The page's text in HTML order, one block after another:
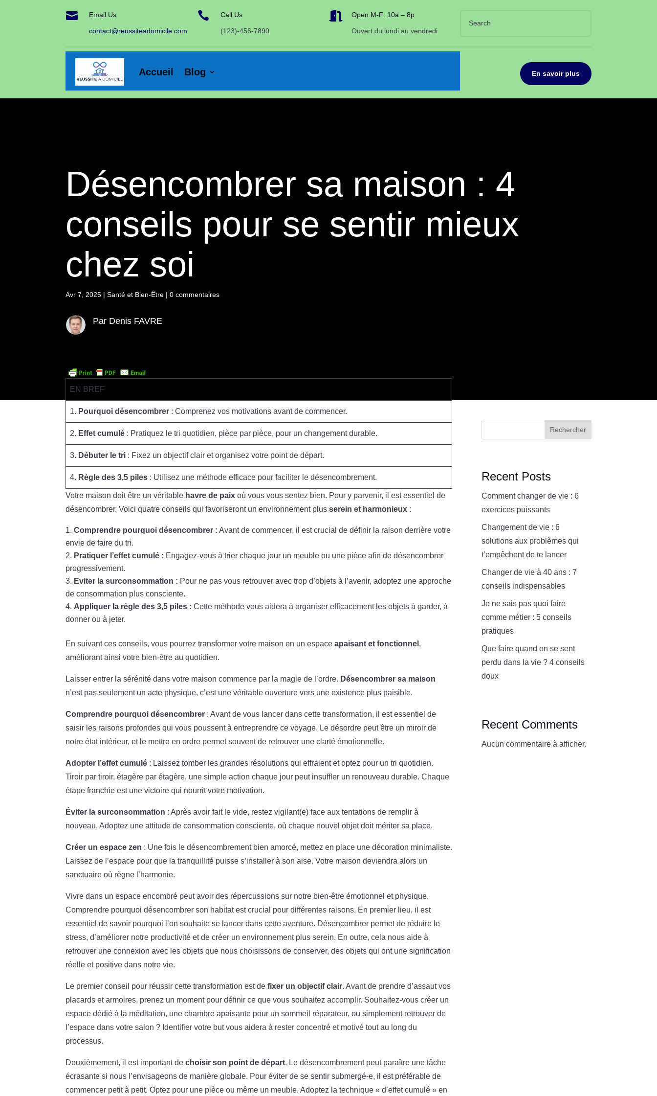
 Email Us
contact@reussiteadomicile.com
 Call Us
(123)-456-7890
 Open M-F: 10a – 8p
Ouvert du lundi au vendredi
Accueil Blog En savoir plus
Désencombrer sa maison : 4
conseils pour se sentir mieux
chez soi
Avr 7, 2025 |Santé et Bien-Être |0 commentaires
Par Denis FAVRE
EN BREF
1. Pourquoi désencombrer : Comprenez vos motivations avant de commencer.
2. Effet cumulé : Pratiquez le tri quotidien, pièce par pièce, pour un changement durable.
3. Débuter le tri : Fixez un objectif clair et organisez votre point de départ.
4. Règle des 3,5 piles : Utilisez une méthode efficace pour faciliter le désencombrement.
Votre maison doit être un véritable havre de paix où vous vous sentez bien. Pour y parvenir, il est essentiel de
désencombrer. Voici quatre conseils qui favoriseront un environnement plusserein et harmonieux :
Comprendre pourquoi désencombrer : Avant de commencer, il est crucial de définir la raison derrière votre
envie de faire du tri.
Pratiquer l’effet cumulé : Engagez-vous à trier chaque jour un meuble ou une pièce afin de désencombrer
progressivement.
Eviter la surconsommation : Pour ne pas vous retrouver avec trop d’objets à l’avenir, adoptez une approche
de consommation plus consciente.
Appliquer la règle des 3,5 piles : Cette méthode vous aidera à organiser efficacement les objets à garder, à
donner ou à jeter.
En suivant ces conseils, vous pourrez transformer votre maison en un espaceapaisant et fonctionnel ,
améliorant ainsi votre bien-être au quotidien.
Laisser entrer la sérénité dans votre maison commence par la magie de l’ordre. Désencombrer sa maison
n’est pas seulement un acte physique, c’est une véritable ouverture vers une existence plus paisible.
Comprendre pourquoi désencombrer : Avant de vous lancer dans cette transformation, il est essentiel de
saisir les raisons profondes qui vous poussent à entreprendre ce voyage. Le désordre peut être un miroir de
notre état intérieur, et le mettre en ordre permet souvent de retrouver une clarté émotionnelle.
Adopter l’effet cumulé : Laissez tomber les grandes résolutions qui effraient et optez pour un tri quotidien.
Tiroir par tiroir, étagère par étagère, une simple action chaque jour peut insuffler un renouveau durable. Chaque
étape franchie est une victoire qui nourrit votre motivation.
Éviter la surconsommation : Après avoir fait le vide, restez vigilant(e) face aux tentations de remplir à
nouveau. Adoptez une attitude de consommation consciente, où chaque nouvel objet doit mériter sa place.
Créer un espace zen : Une fois le désencombrement bien amorcé, mettez en place une décoration minimaliste.
Laissez de l’espace pour que la tranquillité puisse s’installer à son aise. Votre maison deviendra alors un
sanctuaire où règne l’harmonie.
Vivre dans un espace encombré peut avoir des répercussions sur notre bien-être émotionnel et physique.
Comprendre pourquoi désencombrer son habitat est crucial pour différentes raisons. En premier lieu, il est
essentiel de savoir pourquoi l’on souhaite se lancer dans cette aventure. Désencombrer permet de réduire le
stress, d’améliorer notre productivité et de créer un environnement plus serein. En outre, cela nous aide à
retrouver une connexion avec les objets que nous choisissons de conserver, des objets qui ont une signification
réelle et positive dans notre vie.
Le premier conseil pour réussir cette transformation est defixer un objectif clair. Avant de prendre d’assaut vos
placards et armoires, prenez un moment pour définir ce que vous souhaitez accomplir. Souhaitez-vous créer un
espace dédié à la méditation, une chambre apaisante pour un sommeil réparateur, ou simplement retrouver de
l’espace dans votre salon ? Identifier votre but vous aidera à rester concentré et motivé tout au long du
processus.
Deuxièmement, il est important dechoisir son point de départ. Le désencombrement peut paraître une tâche
écrasante si nous l’envisageons de manière globale. Pour éviter de se sentir submergé-e, il est préférable de
commencer petit à petit. Optez pour une pièce ou même un meuble. Adoptez la technique « d’effet cumulé » en
Rechercher
Recent Posts
Comment changer de vie : 6
exercices puissants
Changement de vie : 6
solutions aux problèmes qui
t’empêchent de te lancer
Changer de vie à 40 ans : 7
conseils indispensables
Je ne sais pas quoi faire
comme métier : 5 conseils
pratiques
Que faire quand on se sent
perdu dans la vie ? 4 conseils
doux
Recent Comments
Aucun commentaire à afficher.